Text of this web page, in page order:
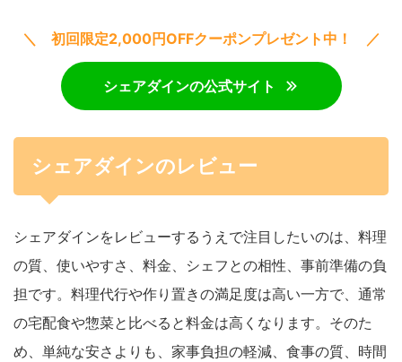
＼ 初回限定2,000円OFFクーポンプレゼント中！ ／
シェアダインの公式サイト
シェアダインのレビュー
シェアダインをレビューするうえで注目したいのは、料理
の質、使いやすさ、料金、シェフとの相性、事前準備の負
担です。料理代行や作り置きの満足度は高い一方で、通常
の宅配食や惣菜と比べると料金は高くなります。そのた
め、単純な安さよりも、家事負担の軽減、食事の質、時間